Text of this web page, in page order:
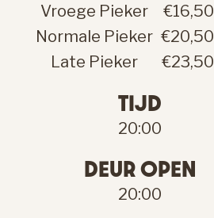
Vroege Pieker
€16,50
Normale Pieker €20,50
Late Pieker
€23,50
TIJD
20:00
DEUR OPEN
20:00